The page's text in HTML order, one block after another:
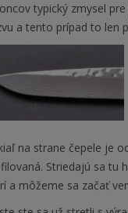
typický zmysel
a tento prípad to len
na strane čepele je
Striedajú sa tu
a môžeme sa začať